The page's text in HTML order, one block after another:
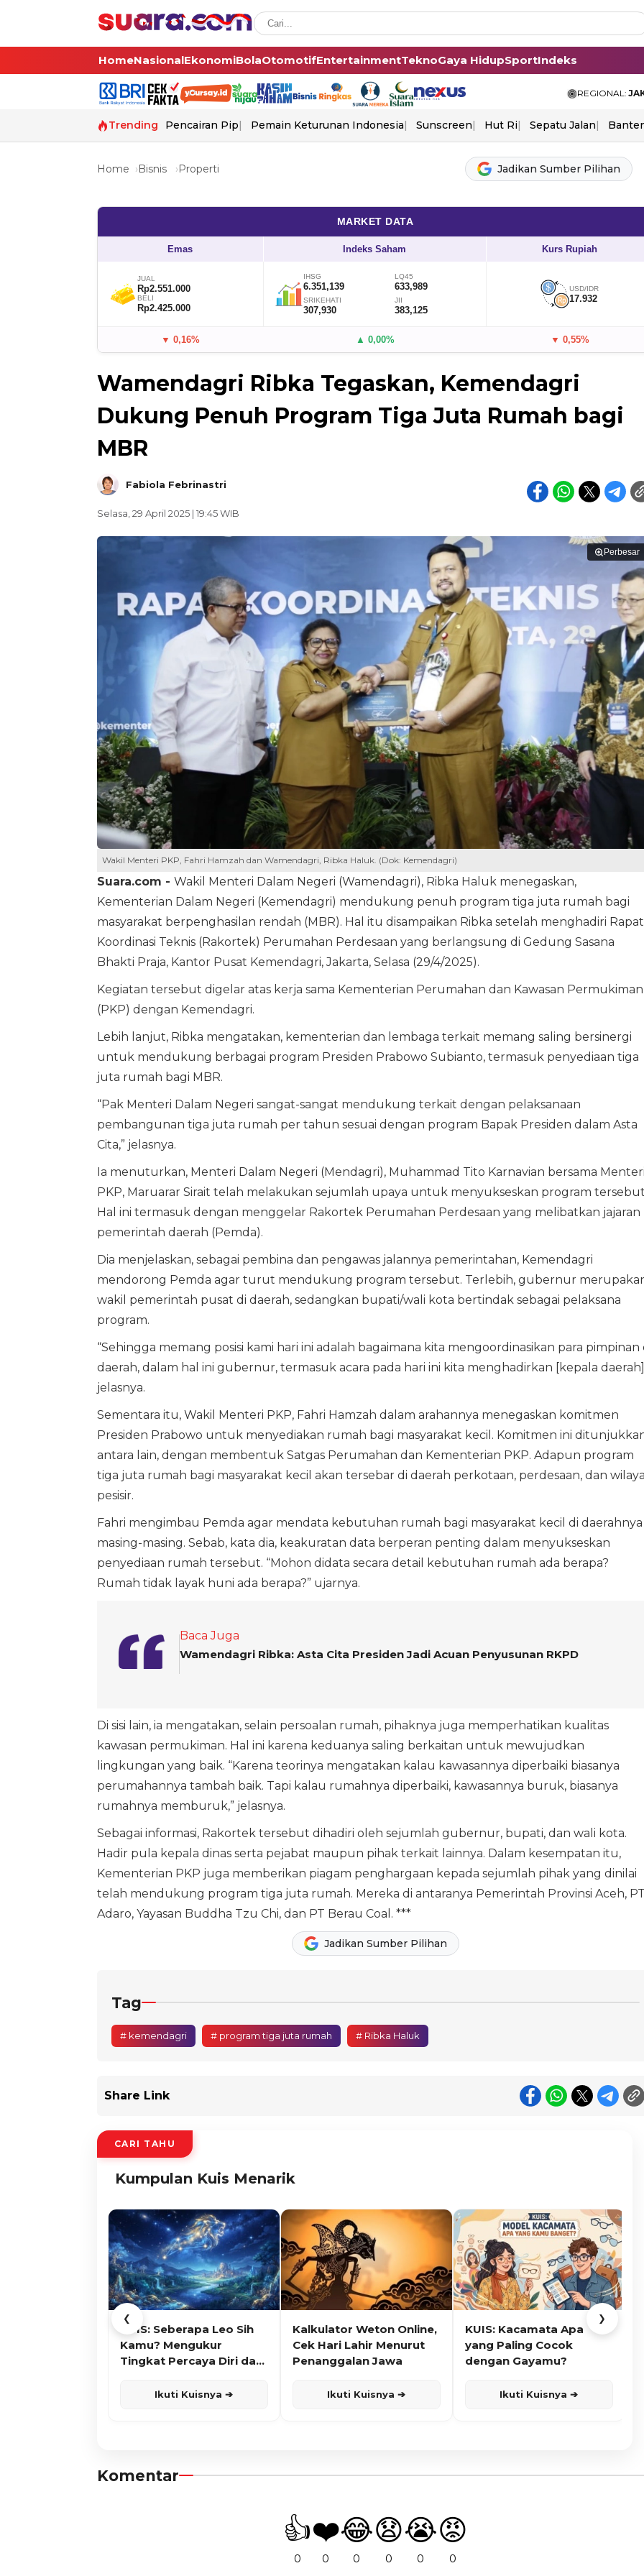
HomeNasionalEkonomiBolaOtomotifEntertainmentTeknoGaya HidupSportIndeks
REGIONAL:
Trending Pencairan Pip Pemain Keturunan Indonesia Sunscreen Hut Ri Sepatu Jalan
Home Bisnis Properti Jadikan Sumber Pilihan
MARKET DATA
Emas Indeks Saham Kurs Rupiah
JUAL
Rp2.551.000
BELI
Rp2.425.000
IHSG
6.351,139
LQ45
633,989
SRIKEHATI
307,930
JII
383,125
USD/IDR
17.932
▼ 0,16% ▲ 0,00% ▼ 0,55%
Wamendagri Ribka Tegaskan, Kemendagri
Dukung Penuh Program Tiga Juta Rumah bagi
MBR
Fabiola Febrinastri
Selasa, 29 April 2025 | 19:45 WIB
Perbesar
Wakil Menteri PKP, Fahri Hamzah dan Wamendagri, Ribka Haluk. (Dok: Kemendagri)
Suara.com - Wakil Menteri Dalam Negeri (Wamendagri), Ribka Haluk menegaskan,
Kementerian Dalam Negeri (Kemendagri) mendukung penuh program tiga juta rumah bagi
masyarakat berpenghasilan rendah (MBR). Hal itu disampaikan Ribka setelah menghadiri Rapat
Koordinasi Teknis (Rakortek) Perumahan Perdesaan yang berlangsung di Gedung Sasana
Bhakti Praja, Kantor Pusat Kemendagri, Jakarta, Selasa (29/4/2025).
Kegiatan tersebut digelar atas kerja sama Kementerian Perumahan dan Kawasan Permukiman
(PKP) dengan Kemendagri.
Lebih lanjut, Ribka mengatakan, kementerian dan lembaga terkait memang saling bersinergi
untuk mendukung berbagai program Presiden Prabowo Subianto, termasuk penyediaan tiga
juta rumah bagi MBR.
“Pak Menteri Dalam Negeri sangat-sangat mendukung terkait dengan pelaksanaan
pembangunan tiga juta rumah per tahun sesuai dengan program Bapak Presiden dalam Asta
Cita,” jelasnya.
Ia menuturkan, Menteri Dalam Negeri (Mendagri), Muhammad Tito Karnavian bersama
PKP, Maruarar Sirait telah melakukan sejumlah upaya untuk menyukseskan program
Hal ini termasuk dengan menggelar Rakortek Perumahan Perdesaan yang melibatkan jajaran
pemerintah daerah (Pemda).
Dia menjelaskan, sebagai pembina dan pengawas jalannya pemerintahan, Kemendagri
mendorong Pemda agar turut mendukung program tersebut. Terlebih, gubernur
wakil pemerintah pusat di daerah, sedangkan bupati/wali kota bertindak sebagai pelaksana
program.
“Sehingga memang posisi kami hari ini adalah bagaimana kita mengoordinasikan para pimpinan
daerah, dalam hal ini gubernur, termasuk acara pada hari ini kita menghadirkan [kepala
jelasnya.
Sementara itu, Wakil Menteri PKP, Fahri Hamzah dalam arahannya menegaskan komitmen
Presiden Prabowo untuk menyediakan rumah bagi masyarakat kecil. Komitmen ini
antara lain, dengan membentuk Satgas Perumahan dan Kementerian PKP. Adapun program
tiga juta rumah bagi masyarakat kecil akan tersebar di daerah perkotaan, perdesaan, dan
pesisir.
Fahri mengimbau Pemda agar mendata kebutuhan rumah bagi masyarakat kecil di daerahnya
masing-masing. Sebab, kata dia, keakuratan data berperan penting dalam menyukseskan
penyediaan rumah tersebut. “Mohon didata secara detail kebutuhan rumah ada berapa?
Rumah tidak layak huni ada berapa?” ujarnya.
Baca Juga
Wamendagri Ribka: Asta Cita Presiden Jadi Acuan Penyusunan RKPD
Di sisi lain, ia mengatakan, selain persoalan rumah, pihaknya juga memperhatikan kualitas
kawasan permukiman. Hal ini karena keduanya saling berkaitan untuk mewujudkan
lingkungan yang baik. “Karena teorinya mengatakan kalau kawasannya diperbaiki biasanya
perumahannya tambah baik. Tapi kalau rumahnya diperbaiki, kawasannya buruk, biasanya
rumahnya memburuk,” jelasnya.
Sebagai informasi, Rakortek tersebut dihadiri oleh sejumlah gubernur, bupati, dan wali kota.
Hadir pula kepala dinas serta pejabat maupun pihak terkait lainnya. Dalam kesempatan itu,
Kementerian PKP juga memberikan piagam penghargaan kepada sejumlah pihak yang dinilai
telah mendukung program tiga juta rumah. Mereka di antaranya Pemerintah Provinsi Aceh,
Adaro, Yayasan Buddha Tzu Chi, dan PT Berau Coal. ***
Jadikan Sumber Pilihan
Tag
# kemendagri # program tiga juta rumah # Ribka Haluk
Share Link
CARI TAHU
Kumpulan Kuis Menarik
❮
KUIS: Seberapa Leo Sih
Kamu? Mengukur
Tingkat Percaya Diri dan
Ikuti Kuisnya ➔
Kalkulator Weton Online,
Cek Hari Lahir Menurut
Penanggalan Jawa
Ikuti Kuisnya ➔
KUIS: Kacamata Apa
yang Paling Cocok
dengan Gayamu?
Ikuti Kuisnya ➔
❯
Komentar
👍
0
❤️
0
😂
0
😧
0
😭
0
😡
0